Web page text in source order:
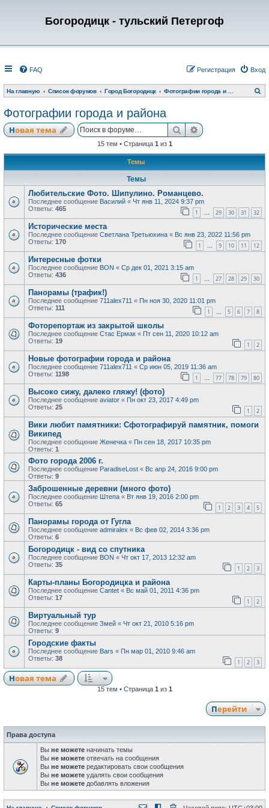
Богородицк - тульский Петергоф
FAQ Вход
Регистрация
На главную Список форумов Город Богородицк
о
Фотографии города и района
Новая тема ПоискРасширенный
15 тем • Страница 1 из 1
Темы
Темы
Любительские Фото. Шипулино. Романцево.
Последнее сообщение Василий « Чт янв 11, 2024 9:37 pm
Ответы: 465 1 … 29 30 31 32
Исторические места
Последнее сообщение Светлана Третьюхина « Вс янв 23, 2022 11:56 pm
Ответы: 170 1 … 9 10 11 12
Интересные фотки
Последнее сообщение BON « Ср дек 01, 2021 3:15 am
Ответы: 436 1 … 27 28 29 30
Панорамы (трафик!)
Последнее сообщение 711alex711 « Пн ноя 30, 2020 11:01 pm
Ответы: 111 1 … 5 6 7 8
Фоторепортаж из закрытой школы
Последнее сообщение Стас Ермак « Пт сен 11, 2020 10:12 am
Ответы: 19 1 2
Новые фотографии города и района
Последнее сообщение 711alex711 « Ср июн 05, 2019 11:36 am
Ответы: 1198 1 … 77 78 79 80
Высоко сижу, далеко гляжу! (фото)
Последнее сообщение aviator « Пн окт 23, 2017 4:49 pm
Ответы: 25 1 2
Вики любит памятники: Сфотографируй памятник, помоги
Википед
Последнее сообщение Женечка « Пн сен 18, 2017 10:35 pm
Ответы: 1
Фото города 2006 г.
Последнее сообщение ParadiseLost « Вс апр 24, 2016 9:00 pm
Ответы: 9
Заброшенные деревни (много фото)
Последнее сообщение Штепа « Вт янв 19, 2016 2:00 pm
Ответы: 65 1 2 3 4 5
Панорамы города от Гугла
Последнее сообщение admiralex « Вс фев 02, 2014 3:36 pm
Ответы: 6
Богородицк - вид со спутника
Последнее сообщение BON « Чт окт 17, 2013 12:32 am
Ответы: 35 1 2 3
Карты-планы Богородицка и района
Последнее сообщение Cantet « Вс май 01, 2011 4:36 pm
Ответы: 17 1 2
Виртуальный тур
Последнее сообщение Змей « Чт окт 21, 2010 5:16 pm
Ответы: 9
Городские факты
Последнее сообщение Bars « Пн мар 01, 2010 9:46 am
Ответы: 38 1 2 3
Новая тема
15 тем • Страница 1 из 1
Перейти
Права доступа
Вы не можете начинать темы
Вы не можете отвечать на сообщения
Вы не можете редактировать свои сообщения
Вы не можете удалять свои сообщения
Вы не можете добавлять вложения